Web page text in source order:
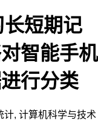
短期记
智能手机
行分类
计, 计算机科学与技术